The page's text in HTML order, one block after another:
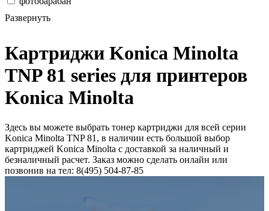
Развернуть
Картриджи Konica Minolta
TNP 81 series для принтеров
Konica Minolta
Здесь вы можете выбрать тонер картриджи для всей серии
Konica Minolta TNP 81, в наличии есть большой выбор
картриджей Konica Minolta с доставкой за наличный и
безналичный расчет. Заказ можно сделать онлайн или
позвонив на тел: 8(495) 504-87-85